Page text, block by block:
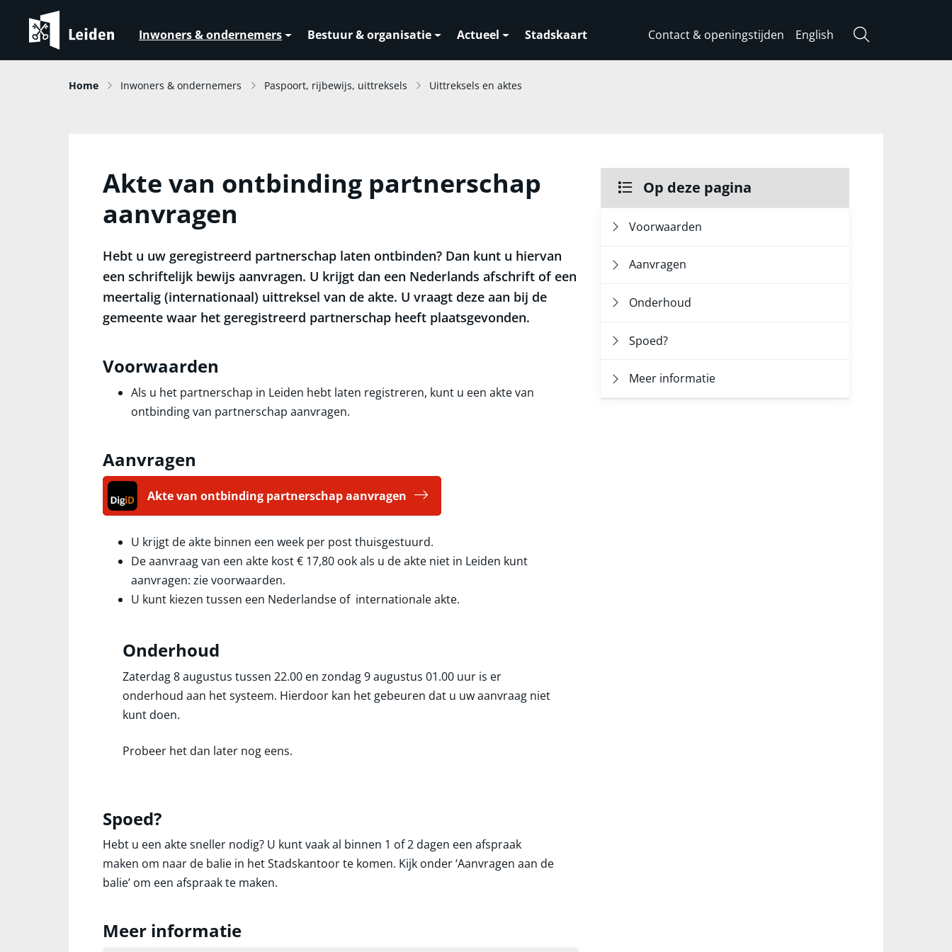
Inwoners & ondernemers Bestuur & organisatie Actueel Stadskaart Contact & openingstijden English Zoeken
Home Inwoners & ondernemers Paspoort, rijbewijs, uittreksels Uittreksels en aktes
Akte van ontbinding partnerschap
aanvragen
Hebt u uw geregistreerd partnerschap laten ontbinden? Dan kunt u hiervan
een schriftelijk bewijs aanvragen. U krijgt dan een Nederlands afschrift of een
meertalig (internationaal) uittreksel van de akte. U vraagt deze aan bij de
gemeente waar het geregistreerd partnerschap heeft plaatsgevonden.
Voorwaarden
Als u het partnerschap in Leiden hebt laten registreren, kunt u een akte van
ontbinding van partnerschap aanvragen.
Aanvragen
Akte van ontbinding partnerschap aanvragen
U krijgt de akte binnen een week per post thuisgestuurd.
De aanvraag van een akte kost€ 17,80 ook als u de akte niet in Leiden kunt
aanvragen: zie voorwaarden.
U kunt kiezen tussen een Nederlandse of internationale akte.
Onderhoud
Zaterdag 8 augustus tussen 22.00 en zondag 9 augustus 01.00 uur is er
onderhoud aan het systeem. Hierdoor kan het gebeuren dat u uw aanvraag niet
kunt doen.
Probeer het dan later nog eens.
Spoed?
Hebt u een akte sneller nodig? U kunt vaak al binnen 1 of 2 dagen een afspraak
maken om naar de balie in het Stadskantoor te komen. Kijk onder ‘Aanvragen aan de
balie’ om een afspraak te maken.
Meer informatie
Op deze pagina
Voorwaarden
Aanvragen
Onderhoud
Spoed?
Meer informatie